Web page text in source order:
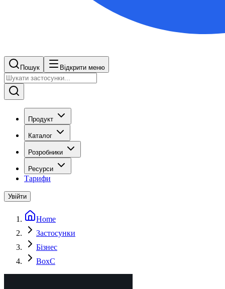
Пошук Відкрити меню
Продукт
Каталог
Розробники
Ресурси
Тарифи
Увійти
Home
Застосунки
Бізнес
BoxC